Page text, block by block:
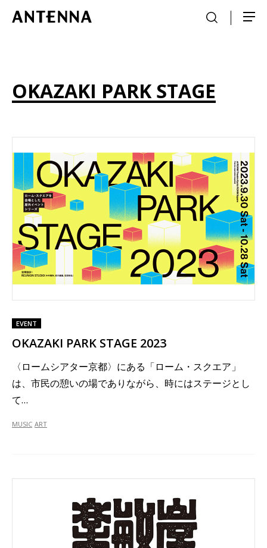
OKAZAKI PARK STAGE
EVENT
OKAZAKI PARK STAGE 2023
〈ロームシアター京都〉にある「ローム・スクエア」
は、市民の憩いの場でありながら、時にはステージとし
て…
MUSIC ART